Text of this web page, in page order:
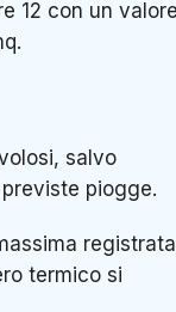
12 con un
salvo
piogge.
registrata
termico si